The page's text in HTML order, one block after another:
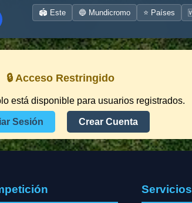
🏟️ Este 🔵 Mundicromo ⭐ Países
🔒 Acceso Restringido
está disponible para usuarios registrados.
Sesión Crear Cuenta
Servicios